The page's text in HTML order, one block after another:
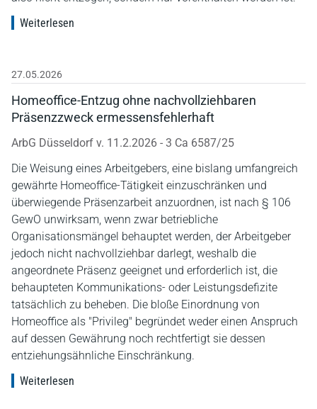
Weiterlesen
27.05.2026
Homeoffice-Entzug ohne nachvollziehbaren
Präsenzzweck ermessensfehlerhaft
ArbG Düsseldorf v. 11.2.2026 - 3 Ca 6587/25
Die Weisung eines Arbeitgebers, eine bislang umfangreich
gewährte Homeoffice-Tätigkeit einzuschränken und
überwiegende Präsenzarbeit anzuordnen, ist nach § 106
GewO unwirksam, wenn zwar betriebliche
Organisationsmängel behauptet werden, der Arbeitgeber
jedoch nicht nachvollziehbar darlegt, weshalb die
angeordnete Präsenz geeignet und erforderlich ist, die
behaupteten Kommunikations- oder Leistungsdefizite
tatsächlich zu beheben. Die bloße Einordnung von
Homeoffice als "Privileg" begründet weder einen Anspruch
auf dessen Gewährung noch rechtfertigt sie dessen
entziehungsähnliche Einschränkung.
Weiterlesen